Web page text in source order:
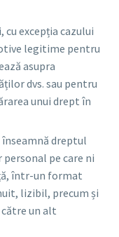
cu excepția cazului
legitime pentru
asupra
dvs. sau pentru
unui drept în
dreptul
personal pe care ni
într-un format
lizibil, precum și
un alt